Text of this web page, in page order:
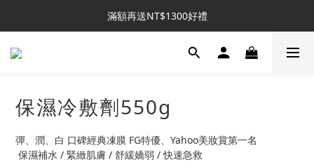
新客推薦｜送NT$300回購券
滿額再送NT$1300好禮
新客推薦｜送NT$300回購券
保濕冷敷劑550g
彈、潤、白 口碑經典凍膜 FG特優、Yahoo美妝賞第一名
保濕補水 / 緊緻肌膚 / 舒緩嬌弱 / 快速急救